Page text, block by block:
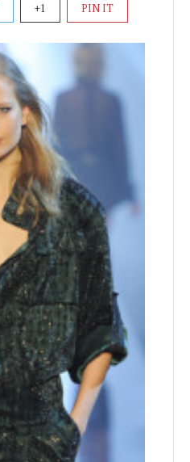
+1 PIN IT